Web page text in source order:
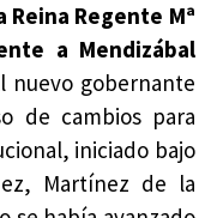
Reina Regente Mª
a Mendizábal
nuevo gobernante
de cambios para
iniciado bajo
Martínez de la